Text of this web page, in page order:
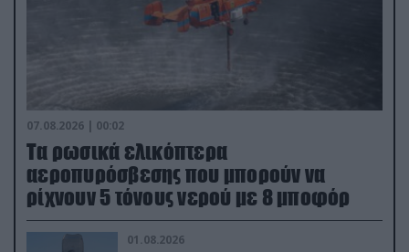
07.08.2026 | 00:02
Τα ρωσικά ελικόπτερα
αεροπυρόσβεσης που μπορούν να
ρίχνουν 5 τόνους νερού με 8 μποφόρ
01.08.2026